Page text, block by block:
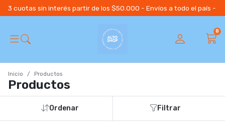
3 cuotas sin interés partir de los $50.000 - Envíos a todo el país -
0
Inicio Productos
Productos
Ordenar Filtrar